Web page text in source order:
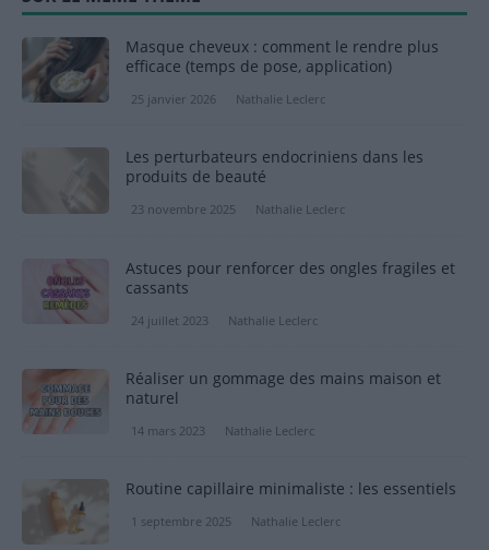
Masque cheveux : comment le rendre plus
efficace (temps de pose, application)
25 janvier 2026 Nathalie Leclerc
Les perturbateurs endocriniens dans les
produits de beauté
23 novembre 2025 Nathalie Leclerc
Astuces pour renforcer des ongles fragiles et
cassants
24 juillet 2023 Nathalie Leclerc
Réaliser un gommage des mains maison et
naturel
14 mars 2023 Nathalie Leclerc
Routine capillaire minimaliste : les essentiels
1 septembre 2025 Nathalie Leclerc